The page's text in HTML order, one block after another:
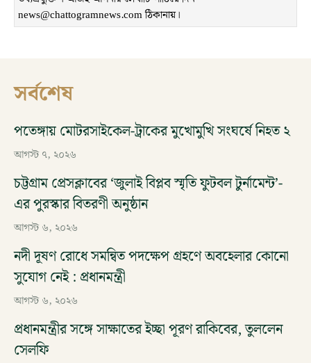
news@chattogramnews.com ঠিকানায়।
সর্বশেষ
পতেঙ্গায় মোটরসাইকেল-ট্রাকের মুখোমুখি সংঘর্ষে নিহত ২
আগস্ট ৭, ২০২৬
চট্টগ্রাম প্রেসক্লাবের ‘জুলাই বিপ্লব স্মৃতি ফুটবল টুর্নামেন্ট’-
এর পুরস্কার বিতরণী অনুষ্ঠান
আগস্ট ৬, ২০২৬
নদী দূষণ রোধে সমন্বিত পদক্ষেপ গ্রহণে অবহেলার কোনো
সুযোগ নেই : প্রধানমন্ত্রী
আগস্ট ৬, ২০২৬
প্রধানমন্ত্রীর সঙ্গে সাক্ষাতের ইচ্ছা পূরণ রাকিবের, তুললেন
সেলফি